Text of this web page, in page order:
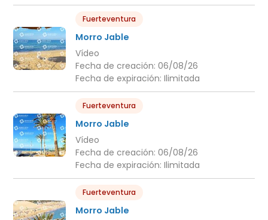
Fuerteventura
Morro Jable
Vídeo
Fecha de creación: 06/08/26
Fecha de expiración: Ilimitada
Fuerteventura
Morro Jable
Vídeo
Fecha de creación: 06/08/26
Fecha de expiración: Ilimitada
Fuerteventura
Morro Jable